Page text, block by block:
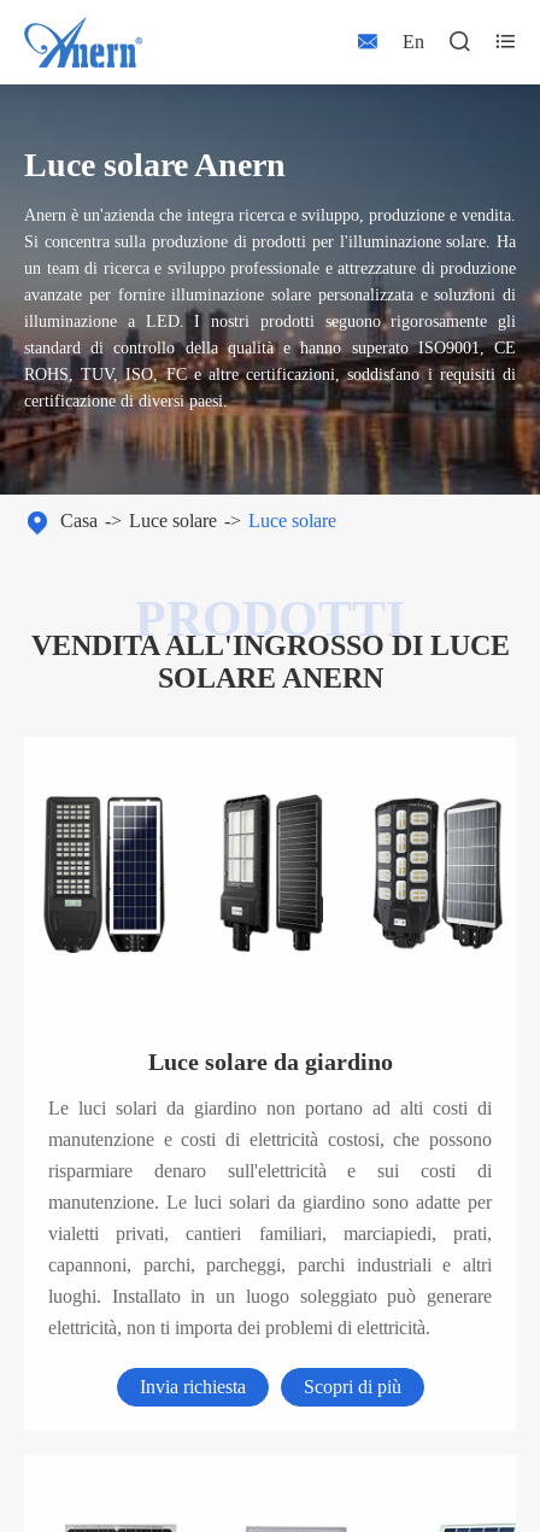
 En  
Luce solare Anern
Anern è un'azienda che integra ricerca e sviluppo, produzione e vendita.
Si concentra sulla produzione di prodotti per l'illuminazione solare. Ha
un team di ricerca e sviluppo professionale e attrezzature di produzione
avanzate per fornire illuminazione solare personalizzata e soluzioni di
illuminazione a LED. I nostri prodotti seguono rigorosamente gli
standard di controllo della qualità e hanno superato ISO9001, CE
ROHS, TUV, ISO, FC e altre certificazioni, soddisfano i requisiti di
certificazione di diversi paesi.
 Casa Luce solare Luce solare
VENDITA ALL'INGROSSO DI LUCE
SOLARE ANERN
Luce solare All-in-one con telecomando (ISGL08)
Luce solare rotonda da giardino (ISGL02-D)
Luce solare da giardino
Le luci solari da giardino non portano ad alti costi di
manutenzione e costi di elettricità costosi, che possono
risparmiare denaro sull'elettricità e sui costi di
manutenzione. Le luci solari da giardino sono adatte per
vialetti privati, cantieri familiari, marciapiedi, prati,
capannoni, parchi, parcheggi, parchi industriali e altri
luoghi. Installato in un luogo soleggiato può generare
elettricità, non ti importa dei problemi di elettricità.
Invia richiesta Scopri di più